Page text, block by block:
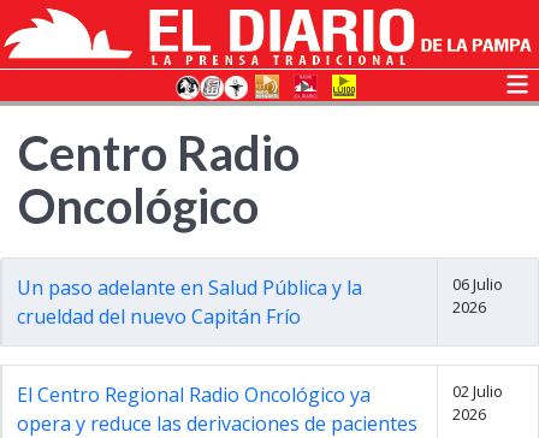
Centro Radio
Oncológico
Un paso adelante en Salud Pública y la
crueldad del nuevo Capitán Frío
06 Julio
2026
El Centro Regional Radio Oncológico ya
opera y reduce las derivaciones de pacientes
02 Julio
2026